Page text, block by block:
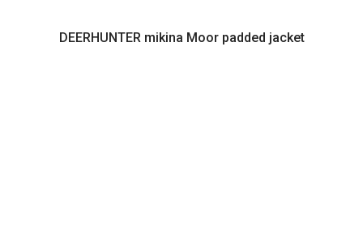
DEERHUNTER mikina Moor padded jacket